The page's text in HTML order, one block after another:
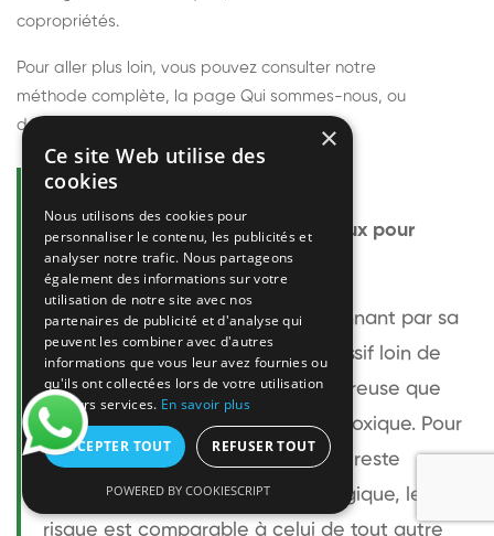
copropriétés.
Pour aller plus loin, vous pouvez consulter notre
méthode complète, la page Qui sommes-nous, ou
découvrir
Questions fréquentes
Le frelon européen est-il dangereux pour
l'homme ?
Le frelon européen est impressionnant par sa
taille mais relativement peu agressif loin de
son nid. Sa piqûre est plus douloureuse que
celle d'une guêpe sans être plus toxique. Pour
une personne non allergique, elle reste
bénigne. Pour une personne allergique, le
risque est comparable à celui de tout autre
×
Ce site Web utilise des
cookies
Nous utilisons des cookies pour
personnaliser le contenu, les publicités et
analyser notre trafic. Nous partageons
également des informations sur votre
utilisation de notre site avec nos
partenaires de publicité et d'analyse qui
peuvent les combiner avec d'autres
informations que vous leur avez fournies ou
qu'ils ont collectées lors de votre utilisation
de leurs services. En savoir plus
ACCEPTER TOUT REFUSER TOUT
POWERED BY COOKIESCRIPT